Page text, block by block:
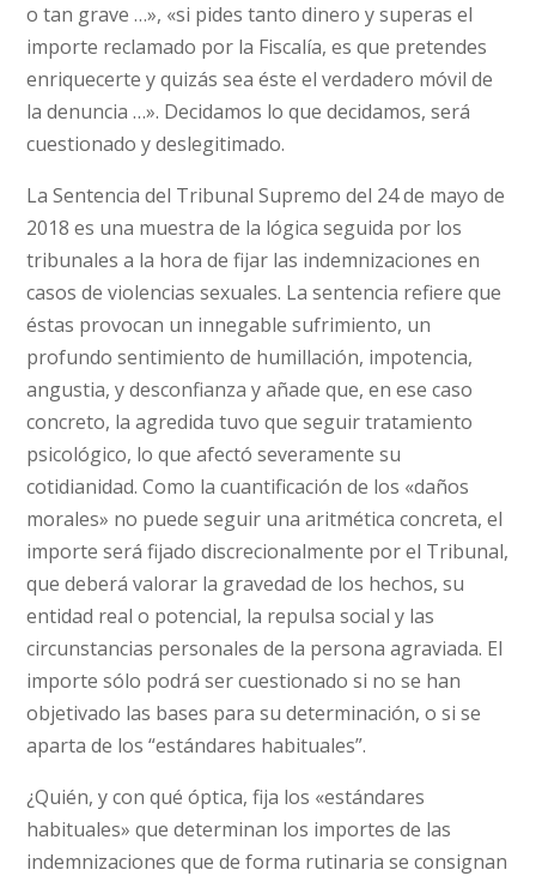
o tan grave …», «si pides tanto dinero y superas el
importe reclamado por la Fiscalía, es que pretendes
enriquecerte y quizás sea éste el verdadero móvil de
la denuncia …». Decidamos lo que decidamos, será
cuestionado y deslegitimado.
La Sentencia del Tribunal Supremo del 24 de mayo de
2018 es una muestra de la lógica seguida por los
tribunales a la hora de fijar las indemnizaciones en
casos de violencias sexuales. La sentencia refiere que
éstas provocan un innegable sufrimiento, un
profundo sentimiento de humillación, impotencia,
angustia, y desconfianza y añade que, en ese caso
concreto, la agredida tuvo que seguir tratamiento
psicológico, lo que afectó severamente su
cotidianidad. Como la cuantificación de los «daños
morales» no puede seguir una aritmética concreta, el
importe será fijado discrecionalmente por el Tribunal,
que deberá valorar la gravedad de los hechos, su
entidad real o potencial, la repulsa social y las
circunstancias personales de la persona agraviada. El
importe sólo podrá ser cuestionado si no se han
objetivado las bases para su determinación, o si se
aparta de los “estándares habituales”.
¿Quién, y con qué óptica, fija los «estándares
habituales» que determinan los importes de las
indemnizaciones que de forma rutinaria se consignan